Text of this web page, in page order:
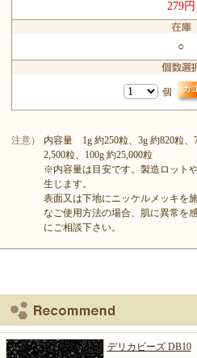
279円
○
個
注意）
内容量 1g 約250粒、3g 約820粒、
2,500粒、100g 約25,000粒
※内容量は目安です。製造ロット
生じます。
表面又は下地にニッケルメッキを
なご使用方法の場合、肌に異常を
にご相談下さい。
デリカビーズ DB10